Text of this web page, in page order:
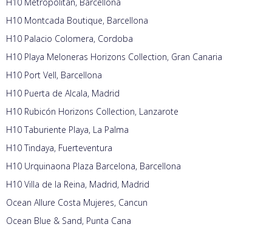
H10 Montcada Boutique, Barcellona
H10 Palacio Colomera, Cordoba
H10 Playa Meloneras Horizons Collection, Gran Canaria
H10 Port Vell, Barcellona
H10 Puerta de Alcala, Madrid
H10 Rubicón Horizons Collection, Lanzarote
H10 Taburiente Playa, La Palma
H10 Tindaya, Fuerteventura
H10 Urquinaona Plaza Barcelona, Barcellona
H10 Villa de la Reina, Madrid, Madrid
Ocean Allure Costa Mujeres, Cancun
Ocean Blue & Sand, Punta Cana